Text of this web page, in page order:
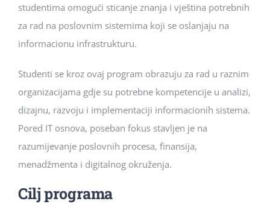
studentima omogući sticanje znanja i vještina potrebnih
za rad na poslovnim sistemima koji se oslanjaju na
informacionu infrastrukturu.
Studenti se kroz ovaj program obrazuju za rad u raznim
organizacijama gdje su potrebne kompetencije u analizi,
dizajnu, razvoju i implementaciji informacionih sistema.
Pored IT osnova, poseban fokus stavljen je na
razumijevanje poslovnih procesa, finansija,
menadžmenta i digitalnog okruženja.
Cilj programa